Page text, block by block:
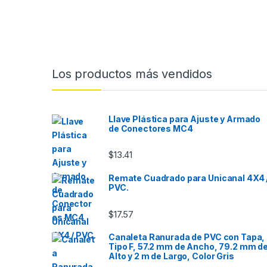
Los productos más vendidos
Llave Plástica para Ajuste y Armado
de Conectores MC4
$13.41
Remate Cuadrado para Unicanal 4X4
PVC.
$17.57
Canaleta Ranurada de PVC con Tapa,
Tipo F, 57.2 mm de Ancho, 79.2 mm
Alto y 2 m de Largo, Color Gris